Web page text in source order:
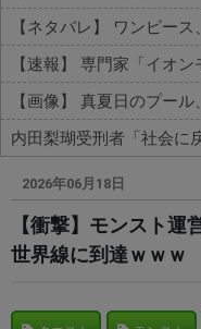
内田梨瑚受刑者「社会に
Powered by livedoor 相互
2026年06月18日
【衝撃】モンスト
世界線に到達ｗｗｗ